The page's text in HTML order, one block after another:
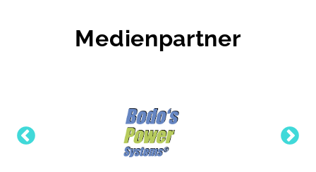
Medienpartner